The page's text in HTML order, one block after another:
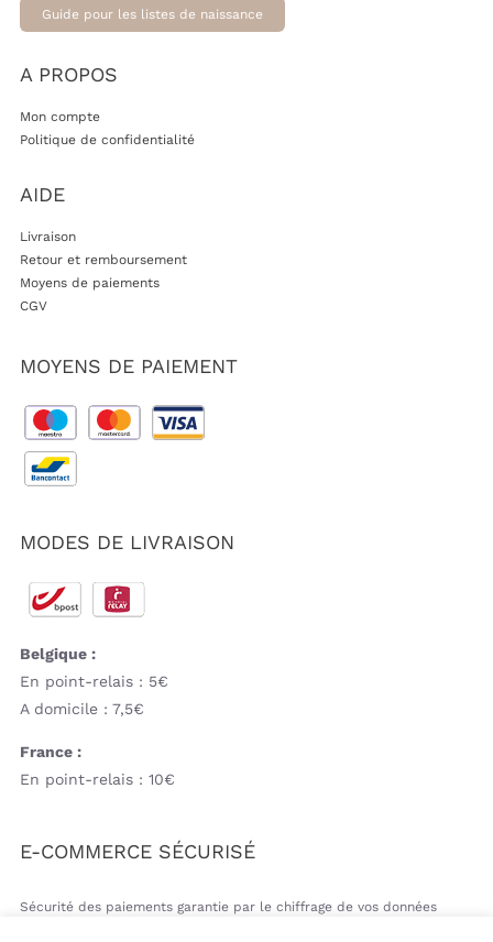
Guide pour les listes de naissance
A PROPOS
Mon compte
Politique de confidentialité
AIDE
Livraison
Retour et remboursement
Moyens de paiements
CGV
MOYENS DE PAIEMENT
MODES DE LIVRAISON
Belgique :
En point-relais : 5€
A domicile : 7,5€
France :
En point-relais : 10€
E-COMMERCE SÉCURISÉ
Sécurité des paiements garantie par le chiffrage de vos données